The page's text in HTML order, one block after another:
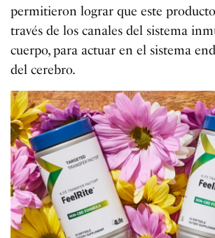
permitieron lograr que este
través de los canales del sistema
cuerpo, para actuar en el sistema
del cerebro.